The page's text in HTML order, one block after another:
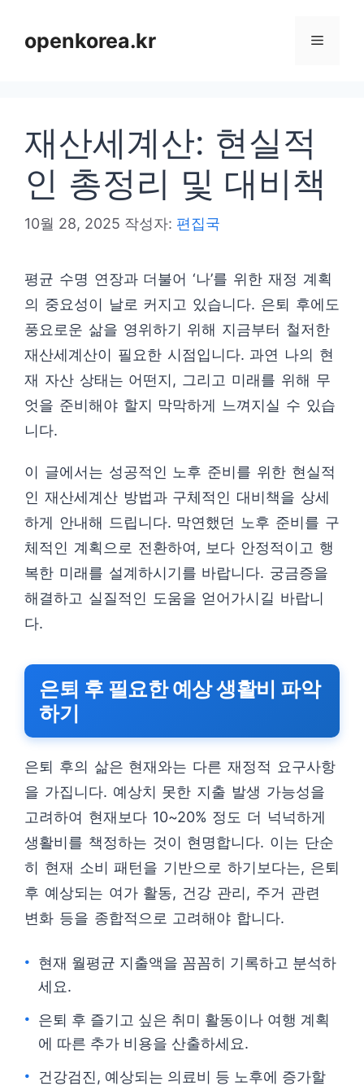
openkorea.kr 메
재산세계산: 현실적
인 총정리 및 대비책
10월 28, 2025 작성자: 편집국
평균 수명 연장과 더불어 ‘나’를 위한 재정 계획
의 중요성이 날로 커지고 있습니다. 은퇴 후에도
풍요로운 삶을 영위하기 위해 지금부터 철저한
재산세계산이 필요한 시점입니다. 과연 나의 현
재 자산 상태는 어떤지, 그리고 미래를 위해 무
엇을 준비해야 할지 막막하게 느껴지실 수 있습
니다.
이 글에서는 성공적인 노후 준비를 위한 현실적
인 재산세계산 방법과 구체적인 대비책을 상세
하게 안내해 드립니다. 막연했던 노후 준비를 구
체적인 계획으로 전환하여, 보다 안정적이고 행
복한 미래를 설계하시기를 바랍니다. 궁금증을
해결하고 실질적인 도움을 얻어가시길 바랍니
다.
은퇴 후 필요한 예상 생활비 파악
하기
은퇴 후의 삶은 현재와는 다른 재정적 요구사항
을 가집니다. 예상치 못한 지출 발생 가능성을
고려하여 현재보다 10~20% 정도 더 넉넉하게
생활비를 책정하는 것이 현명합니다. 이는 단순
히 현재 소비 패턴을 기반으로 하기보다는, 은퇴
후 예상되는 여가 활동, 건강 관리, 주거 관련
변화 등을 종합적으로 고려해야 합니다.
현재 월평균 지출액을 꼼꼼히 기록하고 분석하
세요.
은퇴 후 즐기고 싶은 취미 활동이나 여행 계획
에 따른 추가 비용을 산출하세요.
건강검진, 예상되는 의료비 등 노후에 증가할